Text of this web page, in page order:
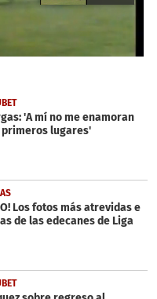
'A mí no me enamoran
primeros lugares'
Los fotos más atrevidas e
de las edecanes de Liga